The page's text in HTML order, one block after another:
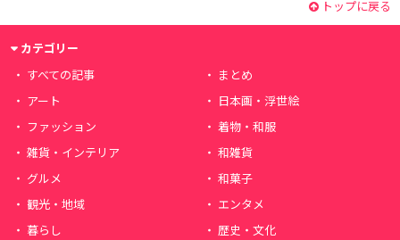
トップに戻る
カテゴリー
すべての記事
まとめ
アート
日本画・浮世絵
ファッション
着物・和服
雑貨・インテリア
和雑貨
グルメ
和菓子
観光・地域
エンタメ
暮らし
歴史・文化